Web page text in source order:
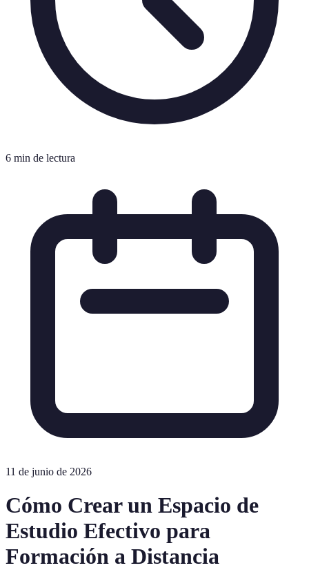
6 min de lectura
11 de junio de 2026
Cómo Crear un Espacio de
Estudio Efectivo para
Formación a Distancia